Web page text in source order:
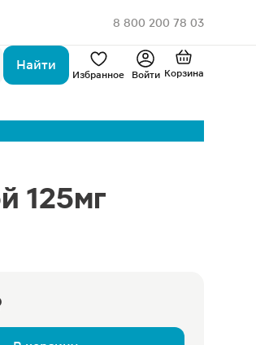
8 800 200 78 03
Найти
Избранное Войти Корзина
125мг